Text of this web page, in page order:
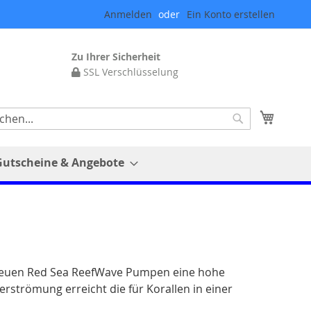
Anmelden Ein Konto erstellen
Zu Ihrer Sicherheit
SSL Verschlüsselung
& Angebote
Red Sea ReefWave Pumpen eine hohe
erreicht die für Korallen in einer